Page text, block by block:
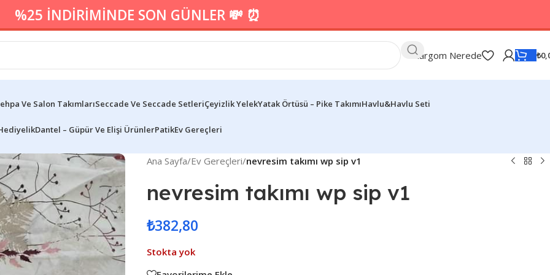
%25 İNDİRİMİNDE SON GÜNLER 💸 ⏰
Kargom Nerede ₺
Ve Salon TakımlarıSeccade Ve Seccade SetleriÇeyizlik YelekYatak Örtüsü – Pike TakımıHavlu&Havlu Seti
Dantel – Güpür Ve Elişi ÜrünlerPatikEv Gereçleri
Ana Sayfa/Ev Gereçleri/nevresim takımı wp sip v1
nevresim takımı wp sip v1
₺382,80
Stokta yok